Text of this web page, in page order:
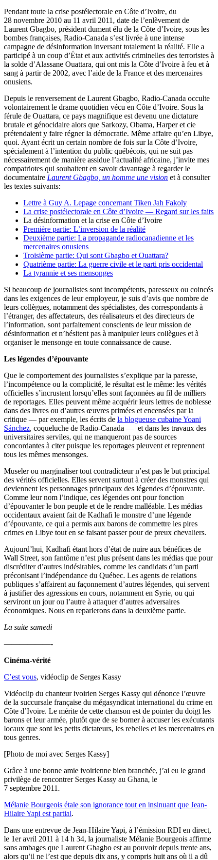
Pendant toute la crise postélectorale en Côte d’Ivoire, du
28 novembre 2010 au 11 avril 2011, date de l’enlèvement de
Laurent Gbagbo, président dument élu de la Côte d’Ivoire, sous les
bombes françaises, Radio-Canada s’est livrée à une intense
campagne de désinformation inversant totalement la réalité. Elle a
participé à un coup d’État et aux activités criminelles des terroristes à
la solde d’Alassane Ouattara, qui ont mis la Côte d’Ivoire à feu et à
sang à partir de 2002, avec l’aide de la France et des mercenaires
onusiens.
Depuis le renversement de Laurent Gbagbo, Radio-Canada occulte
volontairement le drame quotidien vécu en Côte d’Ivoire. Sous la
férule de Ouattara, ce pays magnifique est devenu une dictature
brutale et génocidaire alors que Sarkozy, Obama, Harper et cie
prétendaient y faire régner la démocratie. Même affaire qu’en Libye,
quoi. Ayant écrit un certain nombre de fois sur la Côte d’Ivoire,
spécialement à l’intention du public québécois, qui ne suit pas
nécessairement de manière assidue l’actualité africaine, j’invite mes
compatriotes qui souhaitent en savoir davantage à regarder le
documentaire Laurent Gbagbo, un homme une vision et à consulter
les textes suivants:
Lettre à Guy A. Lepage concernant Tiken Jah Fakoly
La crise postélectorale en Côte d’Ivoire — Regard sur les faits
La désinformation et la crise en Côte d’Ivoire
Première partie: L’inversion de la réalité
Deuxième partie: La propagande radiocanadienne et les
mercenaires onusiens
Troisième partie: Qui sont Gbagbo et Ouattara?
Quatrième partie: La guerre civile et le parti pris occidental
La tyrannie et ses mensonges
Si beaucoup de journalistes sont incompétents, paresseux ou coincés
dans les exigences de leur employeur, je suis d’avis que nombre de
leurs collègues, notamment des spécialistes, des correspondants à
l’étranger, des affectateurs, des réalisateurs et des directeurs de
l’information, sont parfaitement conscients de leur mission de
désinformation et n’hésitent pas à manipuler leurs collègues et à
organiser le mensonge en toute connaissance de cause.
Les légendes d’épouvante
Que le comportement des journalistes s’explique par la paresse,
l’incompétence ou la complicité, le résultat est le même: les vérités
officielles s’incrustent lorsqu’elles sont façonnées au fil de milliers
de reportages. Elles peuvent même acquérir leurs lettres de noblesse
dans des livres ou d’autres œuvres primées et encensées par la
critique — par exemple, les écrits de la blogueuse cubaine Yoani
Sánchez, coqueluche de Radio-Canada — et dans les travaux des
universitaires serviles, qui ne manqueront pas de sources
concordantes à citer puisque les reportages pleuvent et reprennent
tous les mêmes mensonges.
Museler ou marginaliser tout contradicteur n’est pas le but principal
des vérités officielles. Elles servent surtout à créer des monstres qui
deviennent les personnages principaux des légendes d’épouvante.
Comme leur nom l’indique, ces légendes ont pour fonction
d’épouvanter le bon peuple et de le rendre malléable. Les médias
occidentaux avaient fait de Kadhafi le monstre d’une légende
d’épouvante, ce qui a permis aux barons de commettre les pires
crimes en Libye tout en se faisant passer pour de preux chevaliers.
Aujourd’hui, Kadhafi étant hors d’état de nuire aux bénéfices de
Wall Street, son fantôme n’est plus présent dans les médias que pour
discréditer d’autres indésirables, comme les candidats d’un parti
préconisant l’indépendance du Québec. Les agents de relations
publiques s’affairent au façonnement d’autres légendes, qui servent
à justifier des agressions en cours, notamment en Syrie, ou qui
serviront un jour ou l’autre à attaquer d’autres adversaires
économiques. Nous en reparlerons dans la deuxième partie.
La suite samedi
——————-
Cinéma-vérité
C’est vous, vidéoclip de Serges Kassy
Vidéoclip du chanteur ivoirien Serges Kassy qui dénonce l’œuvre
de la succursale française du mégasyndicat international du crime en
Côte d’Ivoire. Le mérite de cette chanson est de pointer du doigt les
barons et leur armée, plutôt que de se borner à accuser les exécutants
locaux que sont les petits dictateurs, les rebelles et les mercenaires en
tous genres.
[Photo de moi avec Serges Kassy]
Grâce à une bonne amie ivoirienne bien branchée, j’ai eu le grand
privilège de rencontrer Serges Kassy au Ghana, le
7 septembre 2011.
Mélanie Bourgeois étale son ignorance tout en insinuant que Jean-
Hilaire Yapi est partial.
Dans une entrevue de Jean-Hilaire Yapi, à l’émission RDI en direct,
le 1er avril 2011 à 14 h 34, la journaliste Mélanie Bourgeois affirme
sans ambages que Laurent Gbagbo est au pouvoir depuis trente ans,
alors qu’il ne l’est que depuis dix ans, y compris huit ans où il a dû